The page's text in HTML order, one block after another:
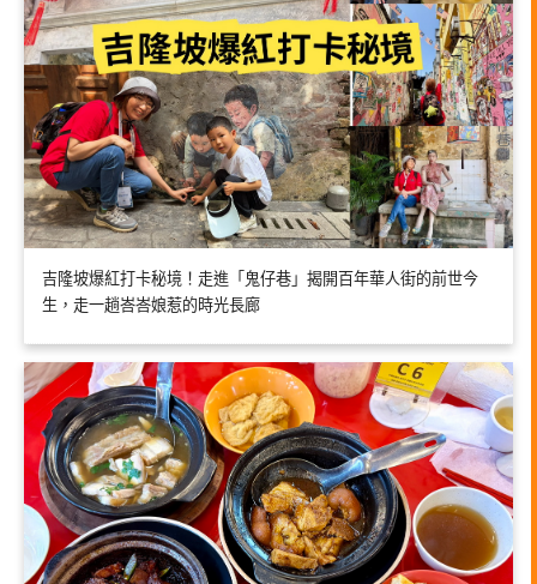
吉隆坡爆紅打卡秘境！走進「鬼仔巷」揭開百年華人街的前世今
生，走一趟峇峇娘惹的時光長廊